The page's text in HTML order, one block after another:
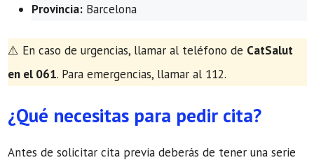
Provincia: Barcelona
​⚠️ En caso de urgencias, llamar al teléfono de CatSalut
en el 061. Para emergencias, llamar al 112.
¿Qué necesitas para pedir cita?
Antes de solicitar cita previa deberás de tener una serie